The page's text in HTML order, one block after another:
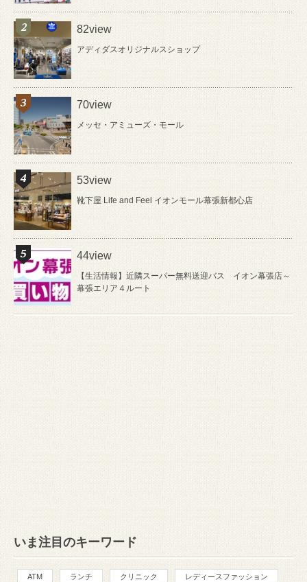
82view
アディダスオリジナルスショップ
70view
メッセ・アミューズ・モール
53view
靴下屋 Life and Feel イオンモール幕張新都心店
44view
【生活情報】近隣スーパー無料送迎バス イオン幕張店～
幕張エリア４ルート
いま注目のキーワード
ATM ランチ クリニック レディースファッション